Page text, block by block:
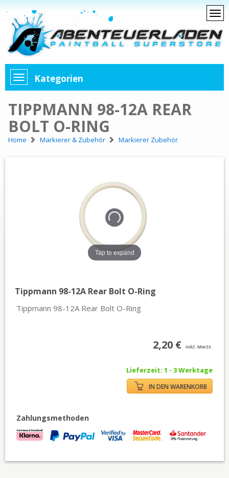
Kategorien
TIPPMANN 98-12A REAR
BOLT O-RING
Home Markierer & Zubehör Markierer Zubehör
Tap to expand
Tippmann 98-12A Rear Bolt O-Ring
Tippmann 98-12A Rear Bolt O-Ring
2,20 € inkl. MwSt.
Lieferzeit: 1 - 3 Werktage
IN DEN WARENKORB
Zahlungsmethoden